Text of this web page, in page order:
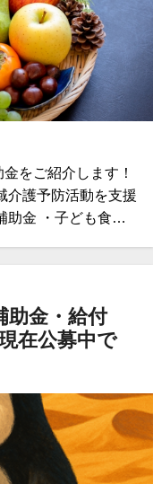
をご紹介します！
介護予防活動を支援
助金 ・子ども食…
助金・給付
在公募中で